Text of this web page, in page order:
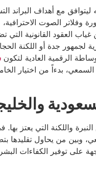
مع أهداف البراند
وفلاتر الصوت
العقود القانونية
جدة أو اللكنة
الرقمية العادية لتكون
بدءاً من اختيار
واللكنة التي يعتز
وبين من يحاول تقليدها
على توفير الكفاءات